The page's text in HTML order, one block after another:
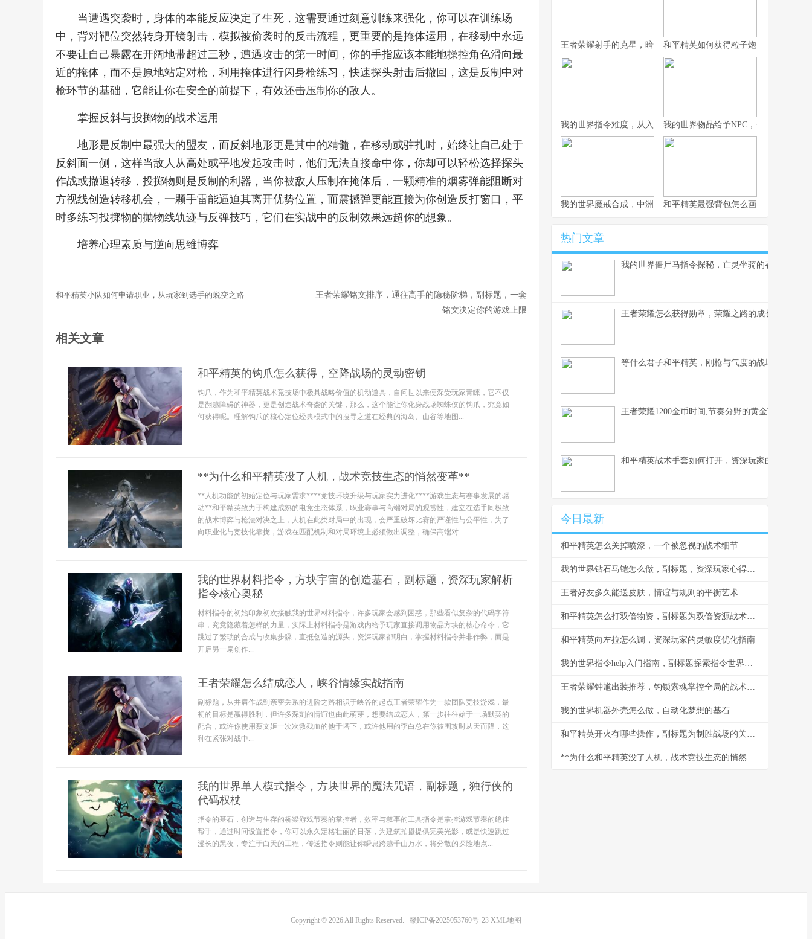
当遭遇突袭时，身体的本能反应决定了生死，这需要通过刻意训练来强化，你可以在训练场
中，背对靶位突然转身开镜射击，模拟被偷袭时的反击流程，更重要的是掩体运用，在移动中永远
不要让自己暴露在开阔地带超过三秒，遭遇攻击的第一时间，你的手指应该本能地操控角色滑向最
近的掩体，而不是原地站定对枪，利用掩体进行闪身枪练习，快速探头射击后撤回，这是反制中对
枪环节的基础，它能让你在安全的前提下，有效还击压制你的敌人。
掌握反斜与投掷物的战术运用
地形是反制中最强大的盟友，而反斜地形更是其中的精髓，在移动或驻扎时，始终让自己处于
反斜面一侧，这样当敌人从高处或平地发起攻击时，他们无法直接命中你，你却可以轻松选择探头
作战或撤退转移，投掷物则是反制的利器，当你被敌人压制在掩体后，一颗精准的烟雾弹能阻断对
方视线创造转移机会，一颗手雷能逼迫其离开优势位置，而震撼弹更能直接为你创造反打窗口，平
时多练习投掷物的抛物线轨迹与反弹技巧，它们在实战中的反制效果远超你的想象。
培养心理素质与逆向思维博弈
和平精英小队如何申请职业，从玩家到选手的蜕变之路
王者荣耀铭文排序，通往高手的隐秘阶梯，副标题，一套
铭文决定你的游戏上限
相关文章
和平精英的钩爪怎么获得，空降战场的灵动密钥
钩爪，作为和平精英战术竞技场中极具战略价值的机动道具，自问世以来便深受玩家青睐，它不仅
是翻越障碍的神器，更是创造战术奇袭的关键，那么，这个能让你化身战场蜘蛛侠的钩爪，究竟如
何获得呢。理解钩爪的核心定位经典模式中的搜寻之道在经典的海岛、山谷等地图...
**为什么和平精英没了人机，战术竞技生态的悄然变革**
**人机功能的初始定位与玩家需求****竞技环境升级与玩家实力进化****游戏生态与赛事发展的驱
动**和平精英致力于构建成熟的电竞生态体系，职业赛事与高端对局的观赏性，建立在选手间极致
的战术博弈与枪法对决之上，人机在此类对局中的出现，会严重破坏比赛的严谨性与公平性，为了
向职业化与竞技化靠拢，游戏在匹配机制和对局环境上必须做出调整，确保高端对...
我的世界材料指令，方块宇宙的创造基石，副标题，资深玩家解析
指令核心奥秘
材料指令的初始印象初次接触我的世界材料指令，许多玩家会感到困惑，那些看似复杂的代码字符
串，究竟隐藏着怎样的力量，实际上材料指令是游戏内给予玩家直接调用物品方块的核心命令，它
跳过了繁琐的合成与收集步骤，直抵创造的源头，资深玩家都明白，掌握材料指令并非作弊，而是
开启另一扇创作...
王者荣耀怎么结成恋人，峡谷情缘实战指南
副标题，从并肩作战到亲密关系的进阶之路相识于峡谷的起点王者荣耀作为一款团队竞技游戏，最
初的目标是赢得胜利，但许多深刻的情谊也由此萌芽，想要结成恋人，第一步往往始于一场默契的
配合，或许你使用蔡文姬一次次救残血的他于塔下，或许他用的李白总在你被围攻时从天而降，这
种在紧张对战中...
我的世界单人模式指令，方块世界的魔法咒语，副标题，独行侠的
代码权杖
指令的基石，创造与生存的桥梁游戏节奏的掌控者，效率与叙事的工具指令是掌控游戏节奏的绝佳
帮手，通过时间设置指令，你可以永久定格壮丽的日落，为建筑拍摄提供完美光影，或是快速跳过
漫长的黑夜，专注于白天的工程，传送指令则能让你瞬息跨越千山万水，将分散的探险地点...
王者荣耀射手的克星，暗影中的致命猎手副标题，那些让射手颤抖
和平精英如何获得粒子炮，火力升级的
我的世界指令难度，从入门到精通的奇妙旅程，副标题，探索代码
我的世界物品给予NPC，一场虚拟与情
我的世界魔戒合成，中洲传奇的方块重塑和平精英最强背包怎么画，战术大师的
热门文章
我的世界僵尸马指令探秘，亡灵坐骑的召唤艺术
王者荣耀怎么获得勋章，荣耀之路的成长印记
等什么君子和平精英，刚枪与气度的战场交响
王者荣耀1200金币时间,节奏分野的黄金节点,副标
和平精英战术手套如何打开，资深玩家的战术配件
今日最新
和平精英怎么关掉喷漆，一个被忽视的战术细节
我的世界钻石马铠怎么做，副标题，资深玩家心得与详尽步骤指南
王者好友多久能送皮肤，情谊与规则的平衡艺术
和平精英怎么打双倍物资，副标题为双倍资源战术致胜全解析
和平精英向左拉怎么调，资深玩家的灵敏度优化指南
我的世界指令help入门指南，副标题探索指令世界的钥匙
王者荣耀钟馗出装推荐，钩锁索魂掌控全局的战术核心
我的世界机器外壳怎么做，自动化梦想的基石
和平精英开火有哪些操作，副标题为制胜战场的关键技巧解析
**为什么和平精英没了人机，战术竞技生态的悄然变革**
Copyright © 2026 All Rights Reserved. 赣ICP备2025053760号-23 XML地图